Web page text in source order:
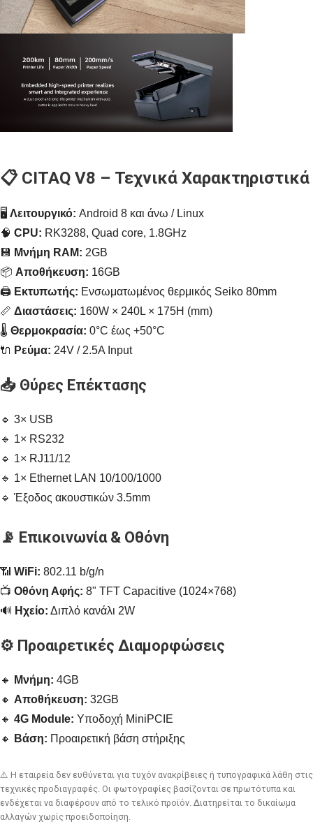
📋 CITAQ V8 – Τεχνικά Χαρακτηριστικά
🖥️ Λειτουργικό: Android 8 και άνω / Linux
🧠 CPU: RK3288, Quad core, 1.8GHz
💾 Μνήμη RAM: 2GB
📦 Αποθήκευση: 16GB
🖨️ Εκτυπωτής: Ενσωματωμένος θερμικός Seiko 80mm
📏 Διαστάσεις: 160W × 240L × 175H (mm)
🌡️ Θερμοκρασία: 0°C έως +50°C
🔌 Ρεύμα: 24V / 2.5A Input
📥 Θύρες Επέκτασης
🔹 3× USB
🔹 1× RS232
🔹 1× RJ11/12
🔹 1× Ethernet LAN 10/100/1000
🔹 Έξοδος ακουστικών 3.5mm
📡 Επικοινωνία & Οθόνη
📶 WiFi: 802.11 b/g/n
📺 Οθόνη Αφής: 8" TFT Capacitive (1024×768)
🔊 Ηχείο: Διπλό κανάλι 2W
⚙️ Προαιρετικές Διαμορφώσεις
🔸 Μνήμη: 4GB
🔸 Αποθήκευση: 32GB
🔸 4G Module: Υποδοχή MiniPCIE
🔸
Βάση: Προαιρετική βάση στήριξης
⚠️ Η εταιρεία δεν ευθύνεται για τυχόν ανακρίβειες ή τυπογραφικά λάθη στις
τεχνικές προδιαγραφές. Οι φωτογραφίες βασίζονται σε πρωτότυπα και
ενδέχεται να διαφέρουν από το τελικό προϊόν. Διατηρείται το δικαίωμα
αλλαγών χωρίς προειδοποίηση.